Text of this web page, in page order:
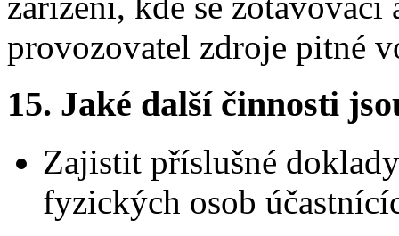
provozovatel zdroje pitné
15. Jaké další činnosti
Zajistit příslušné
fyzických osob